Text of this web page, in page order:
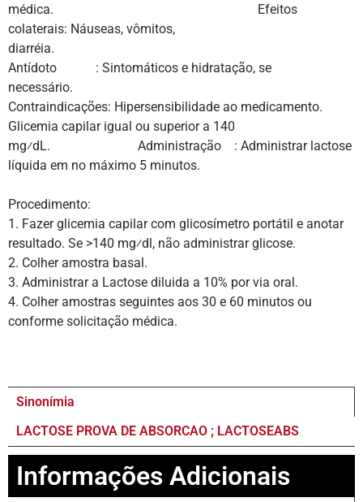
médica. Efeitos
colaterais: Náuseas, vômitos,
Antídoto : Sintomáticos e hidratação, se
necessário.
Contraindicações: Hipersensibilidade ao medicamento.
Glicemia capilar igual ou superior a 140
mg⁄dL. Administração : Administrar lactose
líquida em no máximo 5 minutos.
Procedimento:
1. Fazer glicemia capilar com glicosímetro portátil e anotar
resultado. Se >140 mg⁄dl, não administrar glicose.
2. Colher amostra basal.
3. Administrar a Lactose diluida a 10% por via oral.
4. Colher amostras seguintes aos 30 e 60 minutos ou
conforme solicitação médica.
Sinonímia
LACTOSE PROVA DE ABSORCAO ; LACTOSEABS
Informações Adicionais